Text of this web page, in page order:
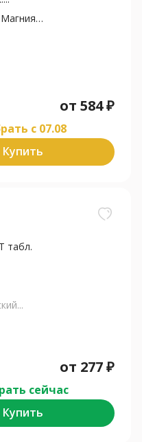
Калия цитрат+Магния цитрат
от 584₽
c 07.08
Купить
табл.
от 277₽
сейчас
Купить